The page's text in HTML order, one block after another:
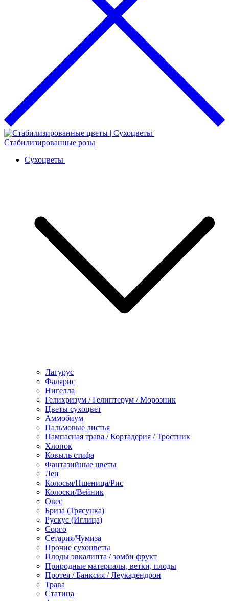
Сухоцветы
Лагурус
Фалярис
Нигелла
Гелихризум / Гелиптерум / Морозник
Цветы сухоцвет
Аммобиум
Пальмовые листья
Пампасная трава / Кортадерия / Тростник
Хлопок
Ковыль стифа
Фантазийные цветы
Лен
Колосья/Пшеница/Рис
Колоски/Вейник
Овес
Бриза (Трясунка)
Рускус (Иглица)
Сорго
Сетария/Чумиза
Прочие сухоцветы
Плоды эвкалипта / зомби фрукт
Природные материалы, ветки, плоды
Протея / Банксия / Леукадендрон
Трава
Статица